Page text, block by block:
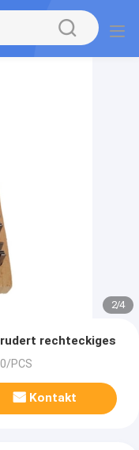
2/4
rechteckiges
PCS
Kontakt